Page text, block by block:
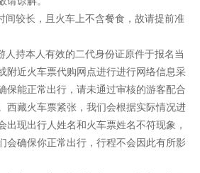
间较长，且火车上不含餐食，故请提前准
人持本人有效的二代身份证原件于报名当
附近火车票代购网点进行进行网络信息采
保能正常出行，请未通过审核的游客配合
西藏火车票紧张，我们会根据实际情况进
出现出行人姓名和火车票姓名不符现象，
会确保你正常出行，行程不会因此有所影